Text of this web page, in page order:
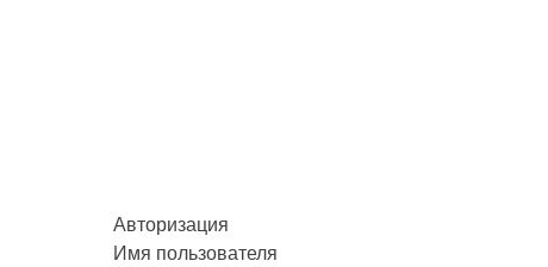
Авторизация
Имя пользователя